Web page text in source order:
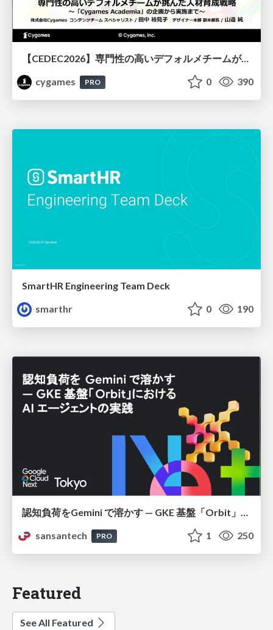
【CEDEC2026】専門性の高いデフォルメチームが挑んだ人材育成戦略 〜Cygames Academiaの企画から実施まで〜
cygames
PRO 0 390
SmartHR Engineering Team Deck
smarthr
0 190
認知負荷をGemini で溶かす — GKE 基盤「Orbit」における AI エージェントの実践
sansantech
PRO 1 250
Featured
See All Featured